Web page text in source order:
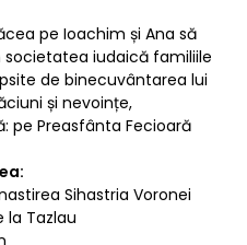
pe Ioachim și Ana să
iudaică familiile
de binecuvântarea lui
și nevoințe,
pe Preasfânta Fecioară
Sihastria Voronei
la Tazlau